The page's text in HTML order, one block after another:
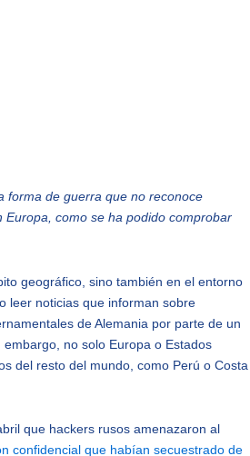
forma de guerra que no reconoce
como se ha podido comprobar
geográfico, sino también en el entorno
leer noticias que informan sobre
de Alemania por parte de un
no solo Europa o Estados
del resto del mundo, como Perú o Costa
que hackers rusos amenazaron al
confidencial que habían secuestrado de